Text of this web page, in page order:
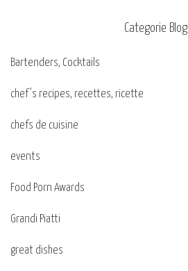
Categorie Blog
Bartenders, Cocktails
chef's recipes, recettes, ricette
chefs de cuisine
events
Food Porn Awards
Grandi Piatti
great dishes